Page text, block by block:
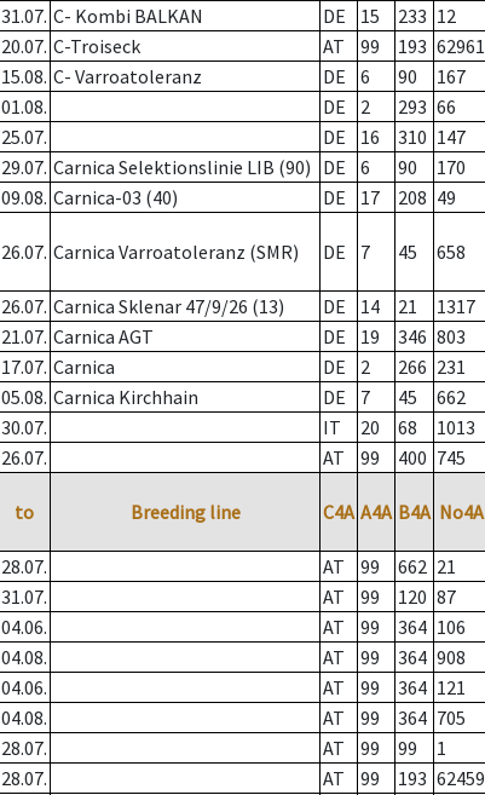
31.07. C- Kombi BALKAN DE 15 233 12
20.07. C-Troiseck AT 99 193 62961
15.08. C- Varroatoleranz DE 6 90 167
01.08. DE 2 293 66
25.07. DE 16 310 147
29.07. Carnica Selektionslinie LIB (90) DE 6 90 170
09.08. Carnica-03 (40) DE 17 208 49
26.07. Carnica Varroatoleranz (SMR) DE 7 45 658
26.07. Carnica Sklenar 47/9/26 (13) DE 14 21 1317
21.07. Carnica AGT DE 19 346 803
17.07. Carnica DE 2 266 231
05.08. Carnica Kirchhain DE 7 45 662
30.07. IT 20 68 1013
26.07. AT 99 400 745
to Breeding line C4A A4A B4A No4A
28.07. AT 99 662 21
31.07. AT 99 120 87
04.06. AT 99 364 106
04.08. AT 99 364 908
04.06. AT 99 364 121
04.08. AT 99 364 705
28.07. AT 99 99 1
28.07. AT 99 193 62459